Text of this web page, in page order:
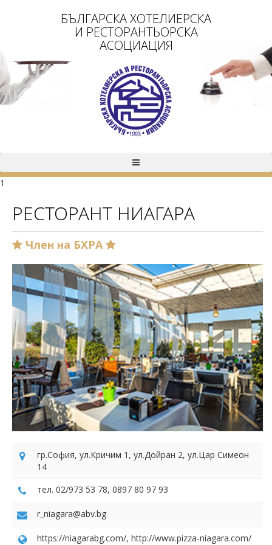
БЪЛГАРСКА ХОТЕЛИЕРСКА
И РЕСТОРАНТЬОРСКА
АСОЦИАЦИЯ
1
РЕСТОРАНТ НИАГАРА
Член на БХРА
гр.София, ул.Кричим 1, ул.Дойран 2, ул.Цар Симеон
14
тел. 02/973 53 78, 0897 80 97 93
r_niagara@abv.bg
https://niagarabg.com/, http://www.pizza-niagara.com/